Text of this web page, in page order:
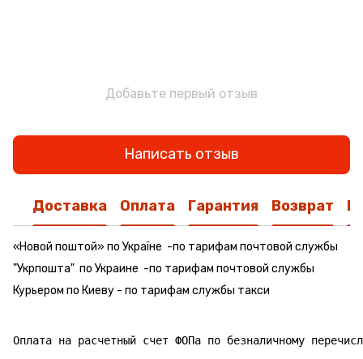
Добавьте первый отзыв
Написать отзыв
Доставка Оплата Гарантия Возврат
«Новой поштой» по Україне -по тарифам почтовой службы
"Укрпошта" по Украине -по тарифам почтовой службы
Курьером по Киеву - по тарифам службы такси